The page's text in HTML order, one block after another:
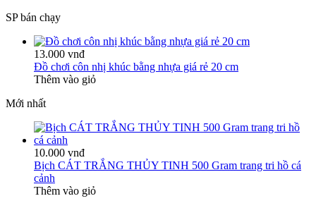
SP bán chạy
13.000 vnđ
Đồ chơi côn nhị khúc bằng nhựa giá rẻ 20 cm
Thêm vào giỏ
Mới nhất
10.000 vnđ
Bịch CÁT TRẮNG THỦY TINH 500 Gram trang tri hồ cá
cảnh
Thêm vào giỏ